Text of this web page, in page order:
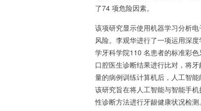
了74 项危险因素。
该项研究显示使用机器学习分析
风险。李观华进行了一项运用深
学牙科学院110 名患者的标准彩
口腔医生诊断结果进行比对，将
量的病例训练计算机后，人工智
该研究旨在将人工智能与智能手
性诊断方法进行牙龈健康状况检测。